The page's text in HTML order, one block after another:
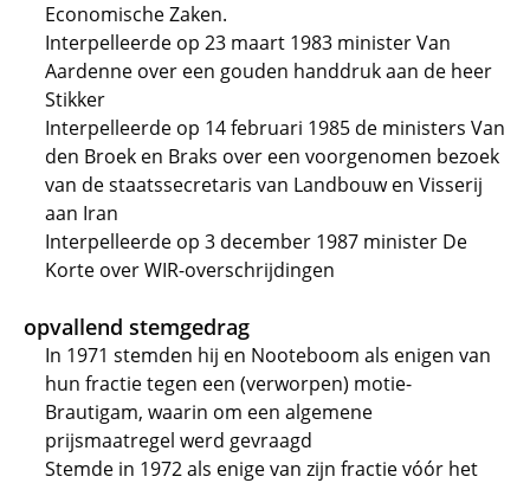
Economische Zaken.
Interpelleerde op 23 maart 1983 minister Van
Aardenne over een gouden handdruk aan de heer
Stikker
Interpelleerde op 14 februari 1985 de ministers Van
den Broek en Braks over een voorgenomen bezoek
van de staatssecretaris van Landbouw en Visserij
aan Iran
Interpelleerde op 3 december 1987 minister De
Korte over WIR-overschrijdingen
opvallend stemgedrag
In 1971 stemden hij en Nooteboom als enigen van
hun fractie tegen een (verworpen) motie-
Brautigam, waarin om een algemene
prijsmaatregel werd gevraagd
Stemde in 1972 als enige van zijn fractie vóór het